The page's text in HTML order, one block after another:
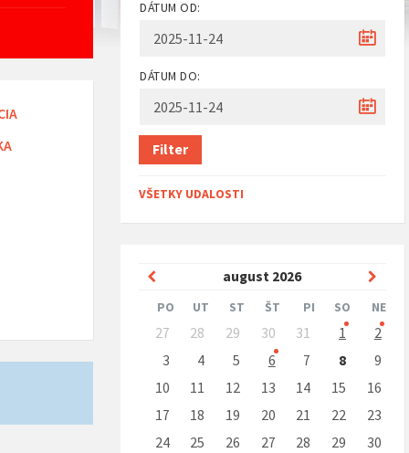
DÁTUM OD:
DÁTUM DO:
Filter
VŠETKY UDALOSTI
august 2026
Predchádzajúci
mesiac
PO UT ST ŠT PI SO NE
Preskočit
kalendárne
27 28 29 30 31 1
2
3
4 5 6 7 8
9
10
11 12 13 14 15
16
17
18 19 20 21 22
23
24
25 26 27 28 29
30